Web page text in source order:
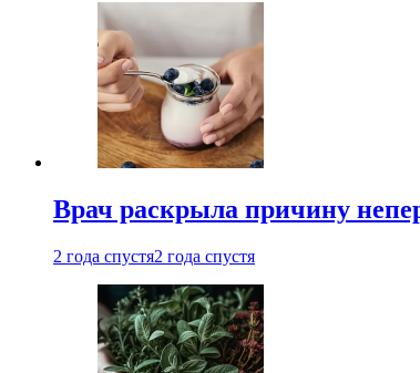
Врач раскрыла причину
2 года спустя2 года спустя